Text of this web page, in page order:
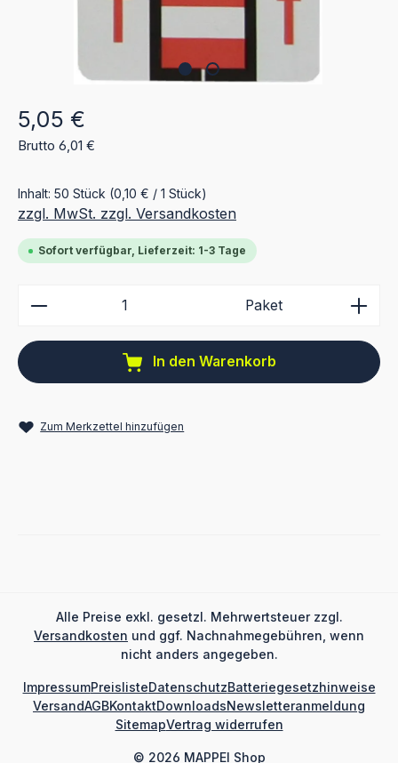
Regulärer Preis:
5,05 €
Brutto 6,01 €
Inhalt: 50 Stück (0,10 € / 1 Stück)
zzgl. MwSt. zzgl. Versandkosten
Sofort verfügbar, Lieferzeit: 1-3 Tage
Produkt Anzahl: Gib den gewünschten Wert ein
Paket
In den Warenkorb
Zum Merkzettel hinzufügen
Alle Preise exkl. gesetzl. Mehrwertsteuer zzgl.
Versandkosten und ggf. Nachnahmegebühren, wenn
nicht anders angegeben.
© 2026 MAPPEI Shop
ImpressumPreislisteDatenschutzBatteriegesetzhinweise
VersandAGBKontaktDownloadsNewsletteranmeldung
SitemapVertrag widerrufen